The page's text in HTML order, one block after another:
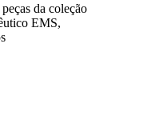
da coleção
EMS,